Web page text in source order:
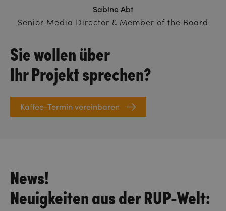
Sie wollen über
Ihr Projekt sprechen?
Kaffee-Termin vereinbaren
Sabine Abt
Senior Media Director & Member of the Board
News!
Neuigkeiten aus der RUP-Welt: